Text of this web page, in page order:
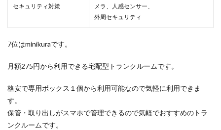
セキュリティ対策
メラ、人感センサー、
外周セキュリティ
7位はminikuraです。
月額275円から利用できる宅配型トランクルームです。
格安で専用ボックス１個から利用可能なので気軽に利用できま
す。
保管・取り出しがスマホで管理できるので気軽でおすすめのトラ
ンクルームです。